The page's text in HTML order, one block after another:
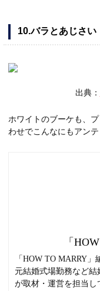
10.バラとあじさい
出典：
ホワイトのブーケも、
わせでこんなにもアンテ
「
「HOW TO MARRY
元結婚式場勤務など
が取材・運営を担当